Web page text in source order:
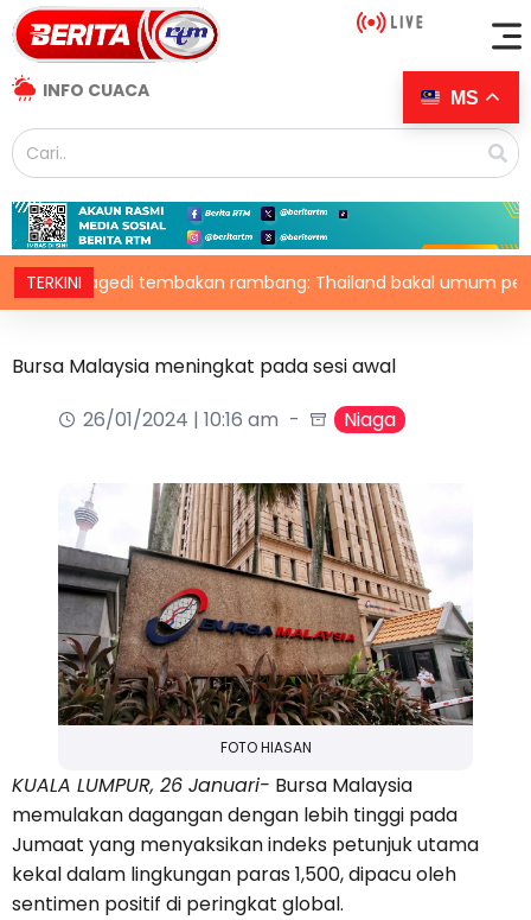
INFO CUACA
TERKINItembakan rambang: Thailand bakal umum pelan
Bursa Malaysia meningkat pada sesi awal
26/01/2024 | 10:16 am
Niaga
FOTO HIASAN
KUALA LUMPUR, 26 Januari- Bursa Malaysia
memulakan dagangan dengan lebih tinggi pada
Jumaat yang menyaksikan indeks petunjuk utama
kekal dalam lingkungan paras 1,500, dipacu oleh
sentimen positif di peringkat global.
MS